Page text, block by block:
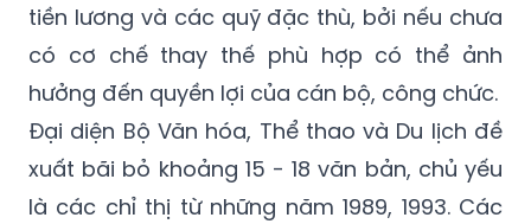
tiền lương và các quỹ đặc thù, bởi nếu chưa
có cơ chế thay thế phù hợp có thể ảnh
hưởng đến quyền lợi của cán bộ, công chức.
Đại diện Bộ Văn hóa, Thể thao và Du lịch đề
xuất bãi bỏ khoảng 15 - 18 văn bản, chủ yếu
là các chỉ thị từ những năm 1989, 1993. Các